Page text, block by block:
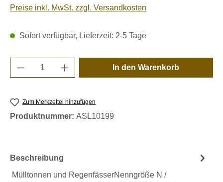
Preise inkl. MwSt. zzgl. Versandkosten
Sofort verfügbar, Lieferzeit: 2-5 Tage
Produkt Anzahl: Gib den gewünschten
In den Warenkorb
Zum Merkzettel hinzufügen
Produktnummer: ASL10199
Beschreibung
Mülltonnen und RegenfässerNenngröße N /